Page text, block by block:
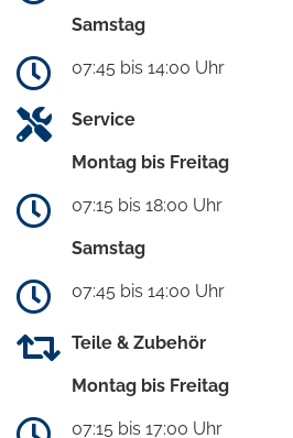
Samstag
07:45 bis 14:00 Uhr
Service
Montag bis Freitag
07:15 bis 18:00 Uhr
Samstag
07:45 bis 14:00 Uhr
Teile & Zubehör
Montag bis Freitag
07:15 bis 17:00 Uhr